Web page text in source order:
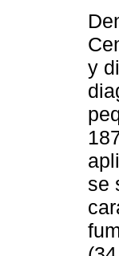
y
se